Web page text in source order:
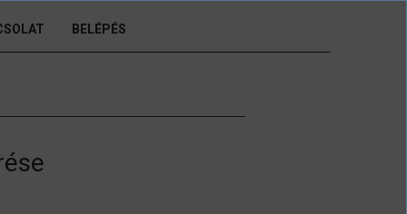
BELÉPÉS